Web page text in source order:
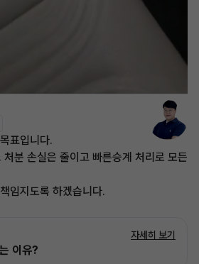
표입니다.
분 손실은 줄이고 빠른승계 처리로 모든
임지도록 하겠습니다.
이유?
자세히 보기